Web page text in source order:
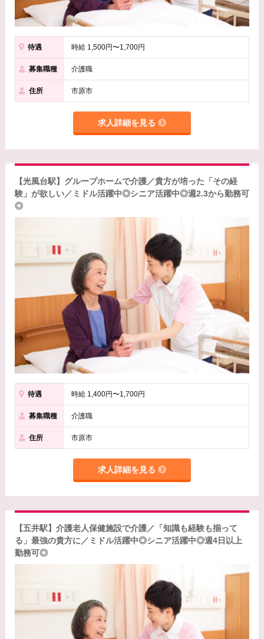
待遇 時給 1,500円〜1,700円
募集職種 介護職
住所 市原市
求人詳細を見る
【光風台駅】グループホームで介護／貴方が培った「その経
験」が欲しい／ミドル活躍中◎シニア活躍中◎週2.3から勤務可
◎
待遇 時給 1,400円〜1,700円
募集職種 介護職
住所 市原市
求人詳細を見る
【五井駅】介護老人保健施設で介護／「知識も経験も揃って
る」最強の貴方に／ミドル活躍中◎シニア活躍中◎週4日以上
勤務可◎